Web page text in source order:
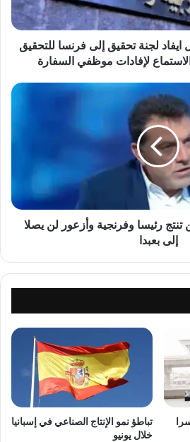
لجنة تحقيق إلى فرنسا للتحقيق
لإفادات موظفي السفارة
رئيسا وفرنجية وأزعور لن يصلا
إلى بعبدا
تباطؤ نمو الإنتاج الصناعي في إسبانيا
خلال يونيو